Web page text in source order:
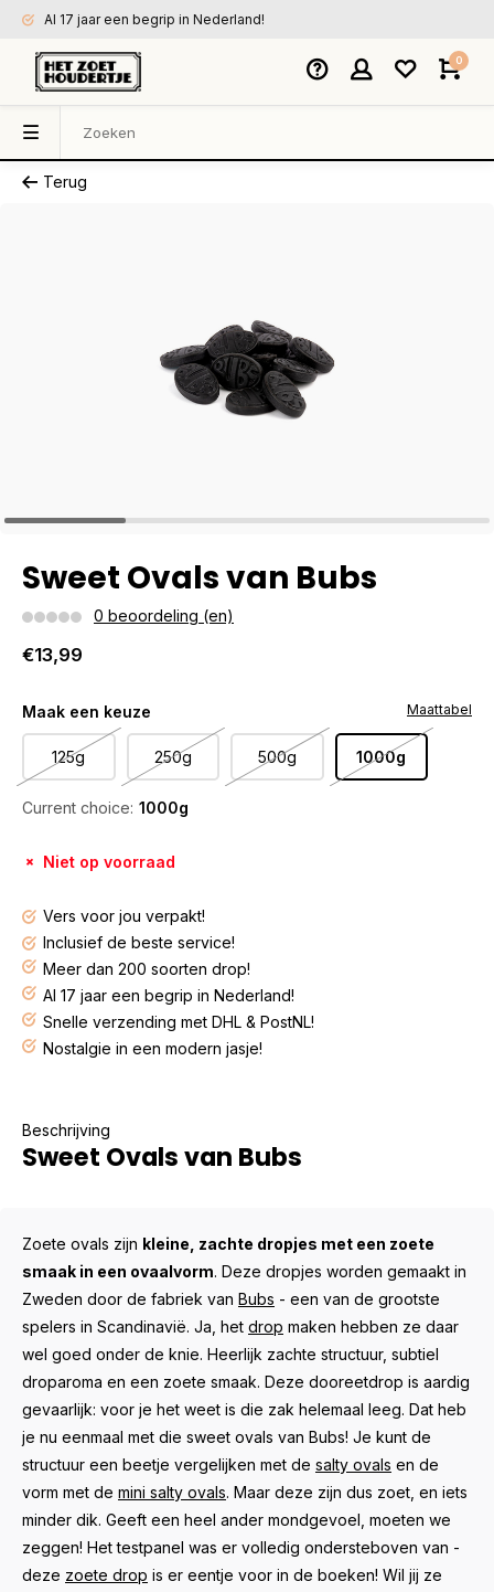
Al 17 jaar een begrip in Nederland!
0
Terug
Sweet Ovals van Bubs
0 beoordeling (en)
€13,99
Maak een keuze
125g 250g 500g 1000g
Current choice: 1000g
Maattabel
Niet op voorraad
Vers voor jou verpakt!
Inclusief de beste service!
Meer dan 200 soorten drop!
Al 17 jaar een begrip in Nederland!
Snelle verzending met DHL & PostNL!
Nostalgie in een modern jasje!
Beschrijving
Sweet Ovals van Bubs
Zoete ovals zijn kleine, zachte dropjes met een zoete
smaak in een ovaalvorm. Deze dropjes worden gemaakt in
Zweden door de fabriek van Bubs - een van de grootste
spelers in Scandinavië. Ja, het drop maken hebben ze daar
wel goed onder de knie. Heerlijk zachte structuur, subtiel
droparoma en een zoete smaak. Deze dooreetdrop is aardig
gevaarlijk: voor je het weet is die zak helemaal leeg. Dat heb
je nu eenmaal met die sweet ovals van Bubs! Je kunt de
structuur een beetje vergelijken met de salty ovals en de
vorm met de mini salty ovals. Maar deze zijn dus zoet, en iets
minder dik. Geeft een heel ander mondgevoel, moeten we
zeggen! Het testpanel was er volledig ondersteboven van -
deze zoete drop is er eentje voor in de boeken! Wil jij ze